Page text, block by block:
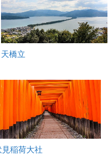
天橋立
見稲荷大社